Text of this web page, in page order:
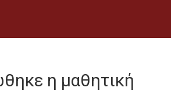
η μαθητική